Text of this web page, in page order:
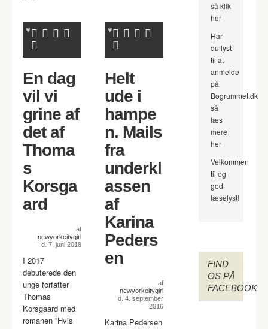
En dag
vil vi
grine af
det af
Thoma
s
Korsga
ard
af
newyorkcitygirl
d. 7. juni 2018
I 2017
debuterede den
unge forfatter
Thomas
Korsgaard med
romanen ”Hvis
Helt
ude i
hampe
n. Mails
fra
underkl
assen
af
Karina
Peders
en
af
newyorkcitygirl
d. 4. september
2016
Karina Pedersen
så klik
her
Har
du lyst
til at
anmelde
på
Bogrummet.dk
så
læs
mere
her
Velkommen
til og
god
læselyst!
FIND
OS PÅ
FACEBOOK